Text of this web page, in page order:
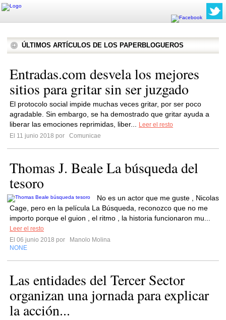
ÚLTIMOS ARTÍCULOS DE LOS PAPERBLOGUEROS
Entradas.com desvela los mejores
sitios para gritar sin ser juzgado
El protocolo social impide muchas veces gritar, por ser poco
agradable. Sin embargo, se ha demostrado que gritar ayuda a
liberar las emociones reprimidas, liber...
Leer el resto
El 11 junio 2018 por
Comunicae
Thomas J. Beale La búsqueda del
tesoro
No es un actor que me guste , Nicolas
Cage, pero en la película La Búsqueda, reconozco que no me
importo porque el guion , el ritmo , la historia funcionaron mu...
Leer el resto
El 06 junio 2018 por
Manolo Molina
NONE
Las entidades del Tercer Sector
organizan una jornada para explicar
la acción...